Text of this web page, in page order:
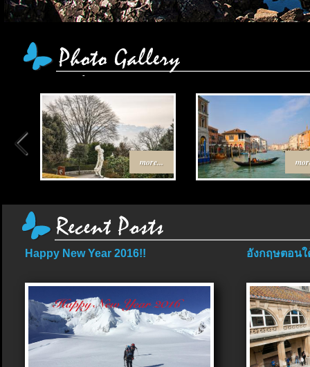
more...
Happy New Year 2016!! อังกฤษตอนใ